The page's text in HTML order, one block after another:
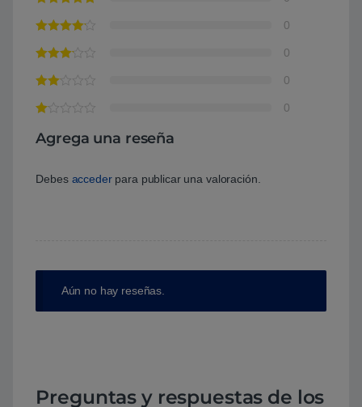
0
0
0
0
Agrega una reseña
Debes accederpara publicar una valoración.
Aún no hay reseñas.
Preguntas y respuestas de los